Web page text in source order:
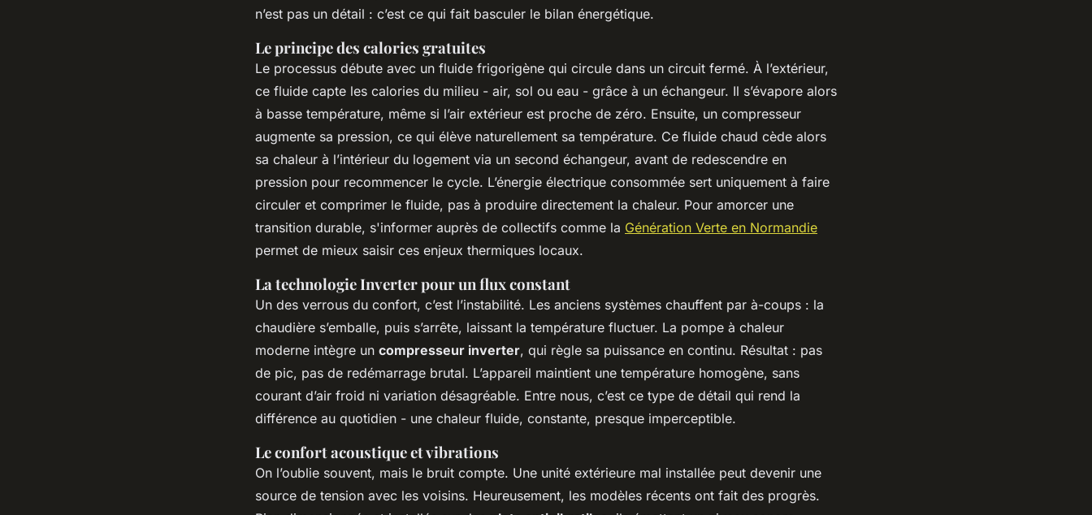
n’est pas un détail : c’est ce qui fait basculer le bilan énergétique.
Le principe des calories gratuites
Le processus débute avec un fluide frigorigène qui circule dans un circuit fermé. À l’extérieur,
ce fluide capte les calories du milieu - air, sol ou eau - grâce à un échangeur. Il s’évapore alors
à basse température, même si l’air extérieur est proche de zéro. Ensuite, un compresseur
augmente sa pression, ce qui élève naturellement sa température. Ce fluide chaud cède alors
sa chaleur à l’intérieur du logement via un second échangeur, avant de redescendre en
pression pour recommencer le cycle. L’énergie électrique consommée sert uniquement à faire
circuler et comprimer le fluide, pas à produire directement la chaleur. Pour amorcer une
transition durable, s'informer auprès de collectifs comme la Génération Verte en Normandie
permet de mieux saisir ces enjeux thermiques locaux.
La technologie Inverter pour un flux constant
Un des verrous du confort, c’est l’instabilité. Les anciens systèmes chauffent par à-coups : la
chaudière s’emballe, puis s’arrête, laissant la température fluctuer. La pompe à chaleur
moderne intègre un compresseur inverter, qui règle sa puissance en continu. Résultat : pas
de pic, pas de redémarrage brutal. L’appareil maintient une température homogène, sans
courant d’air froid ni variation désagréable. Entre nous, c’est ce type de détail qui rend la
différence au quotidien - une chaleur fluide, constante, presque imperceptible.
Le confort acoustique et vibrations
On l’oublie souvent, mais le bruit compte. Une unité extérieure mal installée peut devenir une
source de tension avec les voisins. Heureusement, les modèles récents ont fait des progrès.